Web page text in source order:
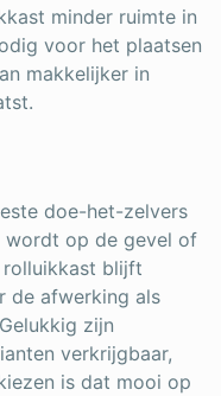
minder ruimte in
voor het plaatsen
makkelijker in
doe-het-zelvers
wordt op de gevel of
rolluikkast blijft
de afwerking als
zijn
verkrijgbaar,
is dat mooi op